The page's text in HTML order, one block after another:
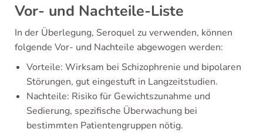
Vor- und Nachteile-Liste
In der Überlegung, Seroquel zu verwenden, können
folgende Vor- und Nachteile abgewogen werden:
Vorteile: Wirksam bei Schizophrenie und bipolaren
Störungen, gut eingestuft in Langzeitstudien.
Nachteile: Risiko für Gewichtszunahme und
Sedierung, spezifische Überwachung bei
bestimmten Patientengruppen nötig.